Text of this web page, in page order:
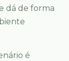
dá de forma
é